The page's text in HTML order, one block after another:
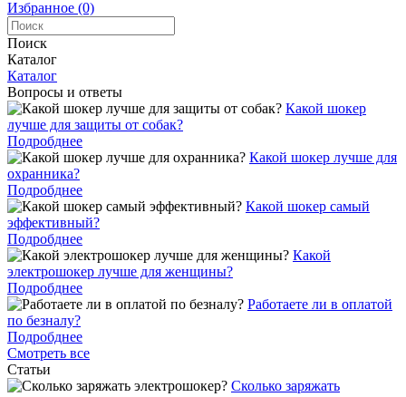
Избранное (0)
Поиск
Каталог
Каталог
Вопросы и ответы
Какой шокер
лучше для защиты от собак?
Подробднее
Какой шокер лучше для
охранника?
Подробднее
Какой шокер самый
эффективный?
Подробднее
Какой
электрошокер лучше для женщины?
Подробднее
Работаете ли в оплатой
по безналу?
Подробднее
Смотреть все
Статьи
Cколько заряжать